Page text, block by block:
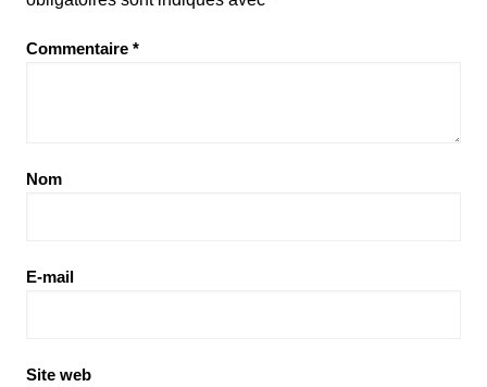
Commentaire *
Nom
E-mail
Site web